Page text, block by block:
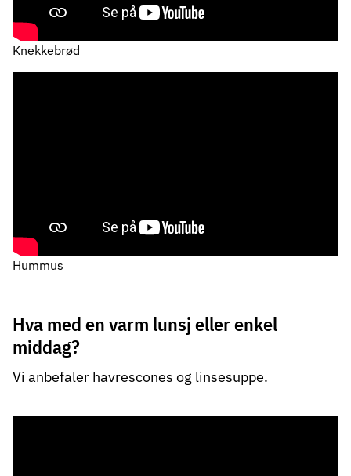
Knekkebrød
Hummus
Hva med en varm lunsj eller enkel
middag?
Vi anbefaler havrescones og linsesuppe.